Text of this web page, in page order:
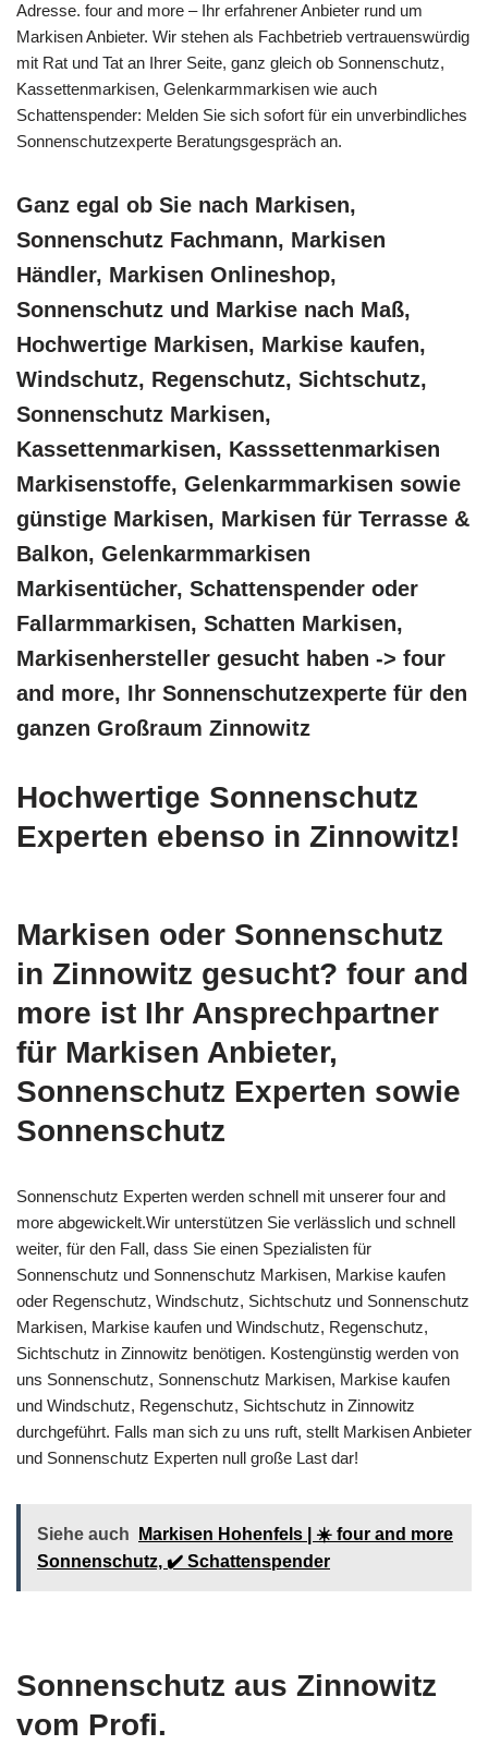
Adresse. four and more – Ihr erfahrener Anbieter rund um
Markisen Anbieter. Wir stehen als Fachbetrieb vertrauenswürdig
mit Rat und Tat an Ihrer Seite, ganz gleich ob Sonnenschutz,
Kassettenmarkisen, Gelenkarmmarkisen wie auch
Schattenspender: Melden Sie sich sofort für ein unverbindliches
Sonnenschutzexperte Beratungsgespräch an.
Ganz egal ob Sie nach Markisen,
Sonnenschutz Fachmann, Markisen
Händler, Markisen Onlineshop,
Sonnenschutz und Markise nach Maß,
Hochwertige Markisen, Markise kaufen,
Windschutz, Regenschutz, Sichtschutz,
Sonnenschutz Markisen,
Kassettenmarkisen, Kasssettenmarkisen
Markisenstoffe, Gelenkarmmarkisen sowie
günstige Markisen, Markisen für Terrasse &
Balkon, Gelenkarmmarkisen
Markisentücher, Schattenspender oder
Fallarmmarkisen, Schatten Markisen,
Markisenhersteller gesucht haben -> four
and more, Ihr Sonnenschutzexperte für den
ganzen Großraum Zinnowitz
Hochwertige Sonnenschutz
Experten ebenso in Zinnowitz!
Markisen oder Sonnenschutz
in Zinnowitz gesucht? four and
more ist Ihr Ansprechpartner
für Markisen Anbieter,
Sonnenschutz Experten sowie
Sonnenschutz
Sonnenschutz Experten werden schnell mit unserer four and
more abgewickelt.Wir unterstützen Sie verlässlich und schnell
weiter, für den Fall, dass Sie einen Spezialisten für
Sonnenschutz und Sonnenschutz Markisen, Markise kaufen
oder Regenschutz, Windschutz, Sichtschutz und Sonnenschutz
Markisen, Markise kaufen und Windschutz, Regenschutz,
Sichtschutz in Zinnowitz benötigen. Kostengünstig werden von
uns Sonnenschutz, Sonnenschutz Markisen, Markise kaufen
und Windschutz, Regenschutz, Sichtschutz in Zinnowitz
durchgeführt. Falls man sich zu uns ruft, stellt Markisen Anbieter
und Sonnenschutz Experten null große Last dar!
Siehe auch
Markisen Hohenfels | ☀️ four and more
Sonnenschutz, ✔️ Schattenspender
Sonnenschutz aus Zinnowitz
vom Profi.